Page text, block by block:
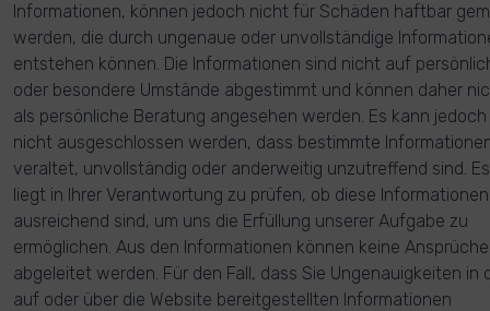
Informationen, können jedoch nicht für Schäden haftbar
werden, die durch ungenaue oder unvollständige
entstehen können. Die Informationen sind nicht auf
oder besondere Umstände abgestimmt und können daher
als persönliche Beratung angesehen werden. Es kann jedoch
nicht ausgeschlossen werden, dass bestimmte
veraltet, unvollständig oder anderweitig unzutreffend sind. Es
liegt in Ihrer Verantwortung zu prüfen, ob diese Informationen
ausreichend sind, um uns die Erfüllung unserer Aufgabe zu
ermöglichen. Aus den Informationen können keine Ansprüche
abgeleitet werden. Für den Fall, dass Sie Ungenauigkeiten in
auf oder über die Website bereitgestellten Informationen